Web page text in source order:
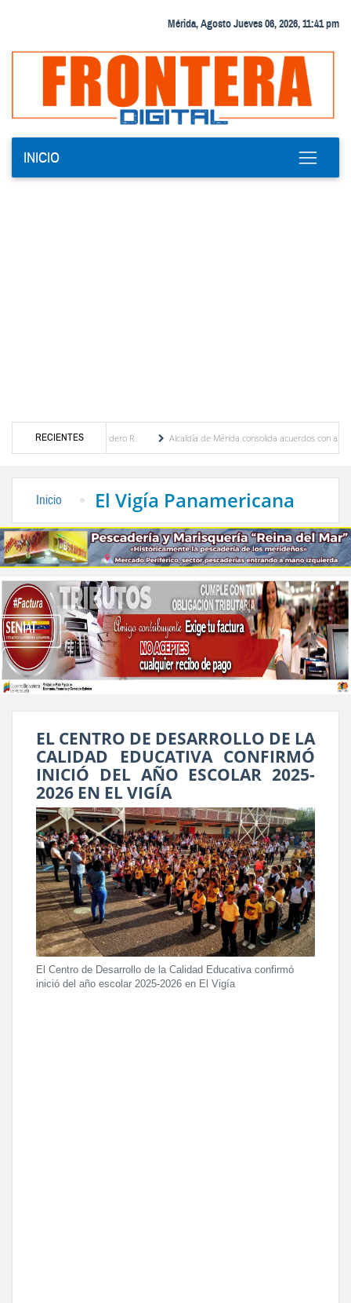
Mérida, Agosto Jueves 06, 2026, 11:41 pm
INICIO
RECIENTES
Cordero R.
Alcaldía de Mérida consolida acuerdos con adjudicatarios del
Inicio El Vigía Panamericana
EL CENTRO DE DESARROLLO DE LA
CALIDAD EDUCATIVA CONFIRMÓ
INICIÓ DEL AÑO ESCOLAR 2025-
2026 EN EL VIGÍA
El Centro de Desarrollo de la Calidad Educativa confirmó
inició del año escolar 2025-2026 en El Vigía